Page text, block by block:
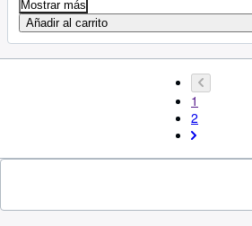
Mostrar más
Añadir al carrito
1
2